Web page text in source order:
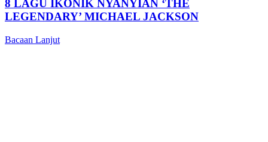
8 LAGU IKONIK NYANYIAN ‘THE
LEGENDARY’ MICHAEL JACKSON
Bacaan Lanjut